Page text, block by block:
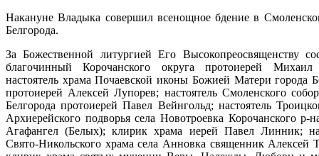
Накануне Владыка совершил всенощное бдение в
Белгорода.
За Божественной литургией Его Высокопреосвященству
благочинный Корочанского округа протоиерей Михаил
настоятель храма Почаевской иконы Божией Матери города
протоиерей Алексей Лупорев; настоятель Смоленского
Белгорода протоиерей Павел Вейнгольд; настоятель
Архиерейского подворья села Новотроевка Корочанского р-
Агафангел (Белых); клирик храма иерей Павел Линник;
Свято-Никольского храма села Анновка священник Алексей